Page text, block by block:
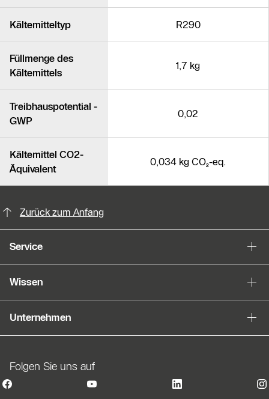
Kältemitteltyp R290
Füllmenge des
Kältemittels
1,7 kg
Treibhauspotential -
GWP
0,02
Kältemittel CO2-
Äquivalent
0,034 kg CO₂-eq.
Slider Bildergalerie
Zurück zum Anfang
Service
Wissen
Unternehmen
Folgen Sie uns auf